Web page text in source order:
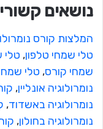
נושאים
המלצות קורס
טלי שמחי טלפון, טלי
שמחי קורס, טלי
נומרולוגיה אונליין,
נומרולוגיה באשדוד,
נומרולוגיה בחולון,